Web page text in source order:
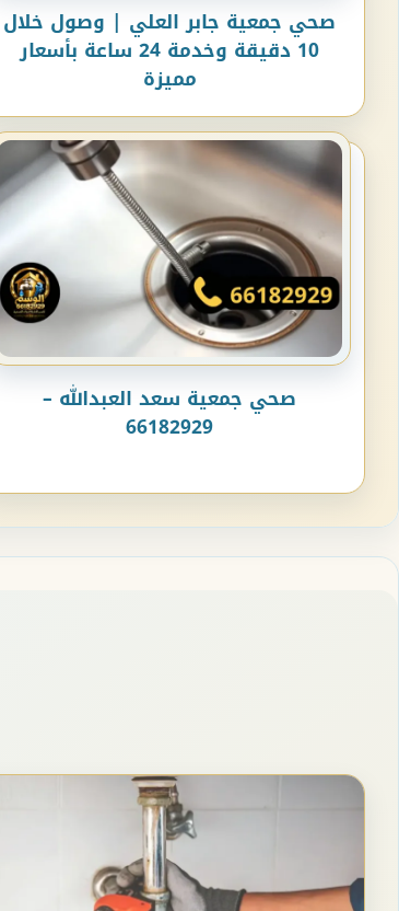
صحي جمعية جابر العلي | وصول خلال
10 دقيقة وخدمة 24 ساعة بأسعار
مميزة
صحي جمعية سعد العبدالله –
66182929